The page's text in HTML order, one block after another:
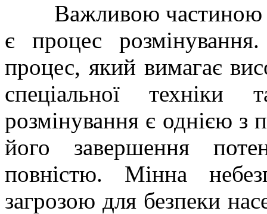
Важливою частиною
є процес
процес, який вимагає
спеціальної
розмінування є однією з
його завершення
повністю. Мінна
загрозою для безпеки